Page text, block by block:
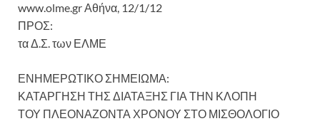
www.olme.gr Αθήνα, 12/1/12
ΠΡΟΣ:
τα Δ.Σ. των ΕΛΜΕ
ΕΝΗΜΕΡΩΤΙΚΟ ΣΗΜΕΙΩΜΑ:
ΚΑΤΑΡΓΗΣΗ ΤΗΣ ΔΙΑΤΑΞΗΣ ΓΙΑ ΤΗΝ ΚΛΟΠΗ
ΤΟΥ ΠΛΕΟΝΑΖΟΝΤΑ ΧΡΟΝΟΥ ΣΤΟ ΜΙΣΘΟΛΟΓΙΟ